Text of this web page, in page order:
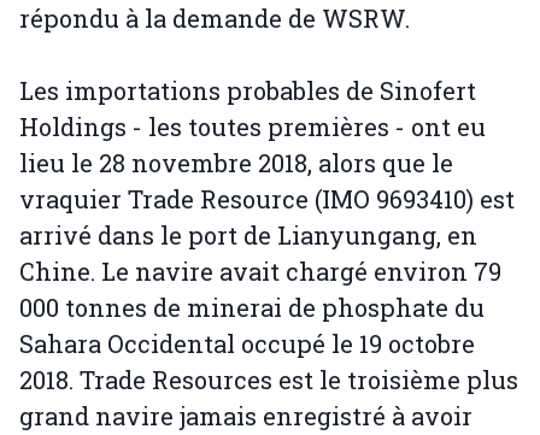
répondu à la demande de WSRW.
Les importations probables de Sinofert
Holdings - les toutes premières - ont eu
lieu le 28 novembre 2018, alors que le
vraquier Trade Resource (IMO 9693410) est
arrivé dans le port de Lianyungang, en
Chine. Le navire avait chargé environ 79
000 tonnes de minerai de phosphate du
Sahara Occidental occupé le 19 octobre
2018. Trade Resources est le troisième plus
grand navire jamais enregistré à avoir